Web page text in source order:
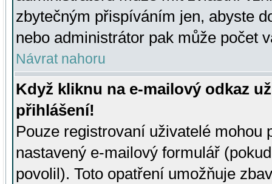
zbytečným přispíváním jen, abyste
nebo administrátor pak může počet
Návrat nahoru
Když kliknu na e-mailový odkaz
přihlášení!
Pouze registrovaní uživatelé mohou
nastavený e-mailový formulář
povolil). Toto opatření umožňuje